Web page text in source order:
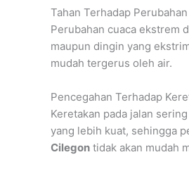
Tahan Terhadap
Perubahan cuaca ekstrem
maupun dingin yang
mudah tergerus oleh air.
Pencegahan Terhadap
Keretakan pada jalan
yang lebih kuat, sehingga
Cilegon tidak akan mudah